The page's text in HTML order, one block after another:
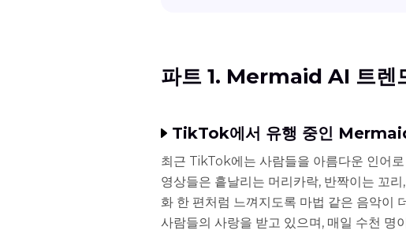
파트 1. Mermaid AI 트렌
TikTok에서 유행 중인
최근 TikTok에는 사람들을 아름다운 인어
영상들은 흩날리는 머리카락, 반짝이는 꼬
화 한 편처럼 느껴지도록 마법 같은 음악이
사람들의 사랑을 받고 있으며, 매일 수천 명